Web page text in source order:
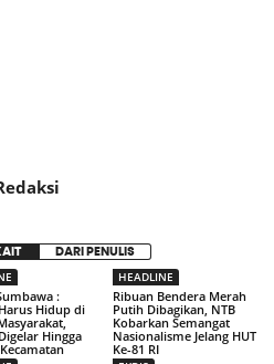
DARI PENULIS
:
Hidup di
Hingga
HEADLINE
Ribuan Bendera Merah
Putih Dibagikan, NTB
Kobarkan Semangat
Nasionalisme Jelang HUT
Ke-81 RI